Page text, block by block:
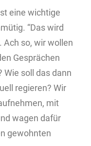
eine wichtige
“Das wird
Ach so, wir wollen
Gesprächen
soll das dann
regieren? Wir
mit
wagen dafür
gewohnten